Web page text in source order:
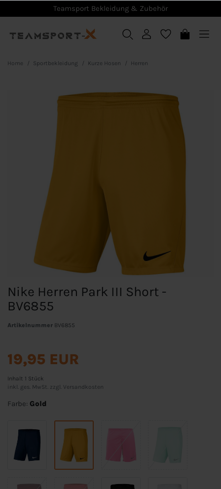
Teamsport Bekleidung & Zubehör
Home Sportbekleidung Kurze Hosen Herren
Nike Herren Park III Short -
BV6855
Artikelnummer BV6855
19,95 EUR
Inhalt 1 Stück
inkl. ges. MwSt. zzgl.
Versandkosten
Farbe: Gold